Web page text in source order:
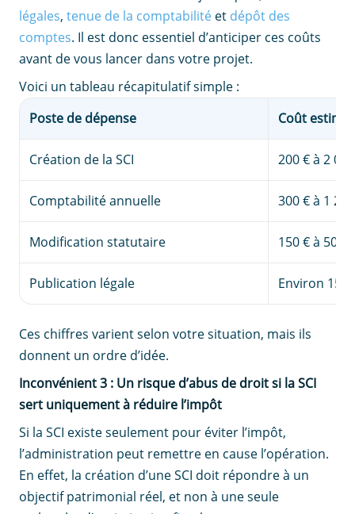
légales, tenue de la comptabilité et dépôt des
comptes. Il est donc essentiel d’anticiper ces coûts
avant de vous lancer dans votre projet.
Voici un tableau récapitulatif simple :
Poste de dépense
Coût estimé
Création de la SCI 200 € à 2
Comptabilité annuelle 300 € à 1
Modification statutaire 150 € à 500 €
Publication légale Environ 150
Ces chiffres varient selon votre situation, mais ils
donnent un ordre d’idée.
Inconvénient 3 : Un risque d’abus de droit si la SCI
sert uniquement à réduire l’impôt
Si la SCI existe seulement pour éviter l’impôt,
l’administration peut remettre en cause l’opération.
En effet, la création d’une SCI doit répondre à un
objectif patrimonial réel, et non à une seule